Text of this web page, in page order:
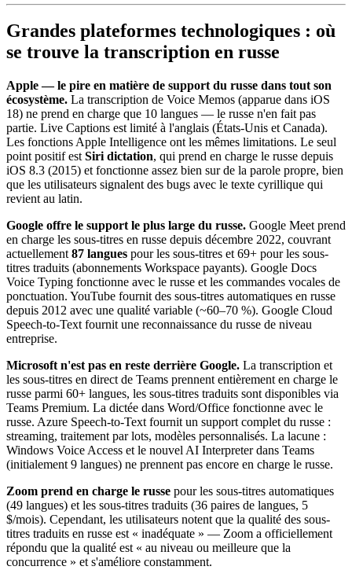
Grandes plateformes technologiques : où
se trouve la transcription en russe
Apple — le pire en matière de support du russe dans tout son
écosystème. La transcription de Voice Memos (apparue dans iOS
18) ne prend en charge que 10 langues — le russe n'en fait pas
partie. Live Captions est limité à l'anglais (États-Unis et Canada).
Les fonctions Apple Intelligence ont les mêmes limitations. Le seul
point positif est Siri dictation, qui prend en charge le russe depuis
iOS 8.3 (2015) et fonctionne assez bien sur de la parole propre, bien
que les utilisateurs signalent des bugs avec le texte cyrillique qui
revient au latin.
Google offre le support le plus large du russe. Google Meet prend
en charge les sous-titres en russe depuis décembre 2022, couvrant
actuellement 87 langues pour les sous-titres et 69+ pour les sous-
titres traduits (abonnements Workspace payants). Google Docs
Voice Typing fonctionne avec le russe et les commandes vocales de
ponctuation. YouTube fournit des sous-titres automatiques en russe
depuis 2012 avec une qualité variable (~60–70 %). Google Cloud
Speech-to-Text fournit une reconnaissance du russe de niveau
entreprise.
Microsoft n'est pas en reste derrière Google. La transcription et
les sous-titres en direct de Teams prennent entièrement en charge le
russe parmi 60+ langues, les sous-titres traduits sont disponibles via
Teams Premium. La dictée dans Word/Office fonctionne avec le
russe. Azure Speech-to-Text fournit un support complet du russe :
streaming, traitement par lots, modèles personnalisés. La lacune :
Windows Voice Access et le nouvel AI Interpreter dans Teams
(initialement 9 langues) ne prennent pas encore en charge le russe.
Zoom prend en charge le russe pour les sous-titres automatiques
(49 langues) et les sous-titres traduits (36 paires de langues, 5
$/mois). Cependant, les utilisateurs notent que la qualité des sous-
titres traduits en russe est « inadéquate » — Zoom a officiellement
répondu que la qualité est « au niveau ou meilleure que la
concurrence » et s'améliore constamment.